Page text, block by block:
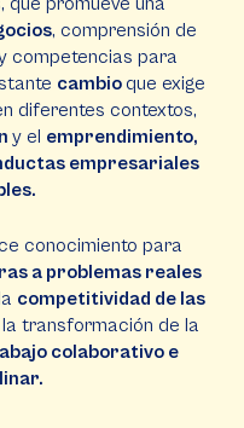
, comprensión de
competencias para
cambio que exige
diferentes contextos,
y el emprendimiento,
empresariales
conocimiento para
a problemas reales
competitividad de las
transformación de la
colaborativo e